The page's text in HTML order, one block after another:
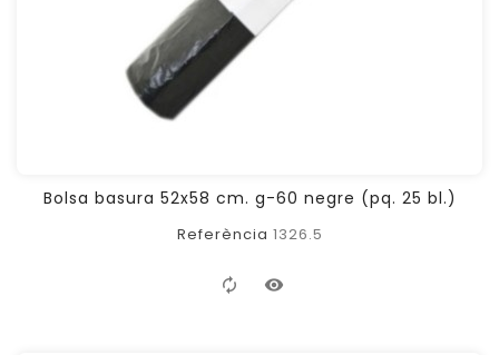
Bolsa basura 52x58 cm. g-60 negre (pq. 25 bl.)
Referència 1326.5